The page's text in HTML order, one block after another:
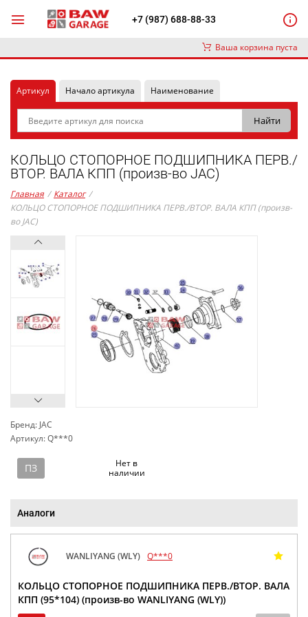
+7 (987) 688-88-33
Ваша корзина пуста
Артикул Начало артикула Наименование
КОЛЬЦО СТОПОРНОЕ ПОДШИПНИКА ПЕРВ./
ВТОР. ВАЛА КПП (произв-во JAC)
Главная / Каталог /
КОЛЬЦО СТОПОРНОЕ ПОДШИПНИКА ПЕРВ./ВТОР. ВАЛА КПП (произв-
во JAC)
Бренд: JAC
Артикул: Q***0
ПЗ
Нет в
наличии
Аналоги
WANLIYANG (WLY) Q***0
КОЛЬЦО СТОПОРНОЕ ПОДШИПНИКА ПЕРВ./ВТОР. ВАЛА
КПП (95*104) (произв-во WANLIYANG (WLY))